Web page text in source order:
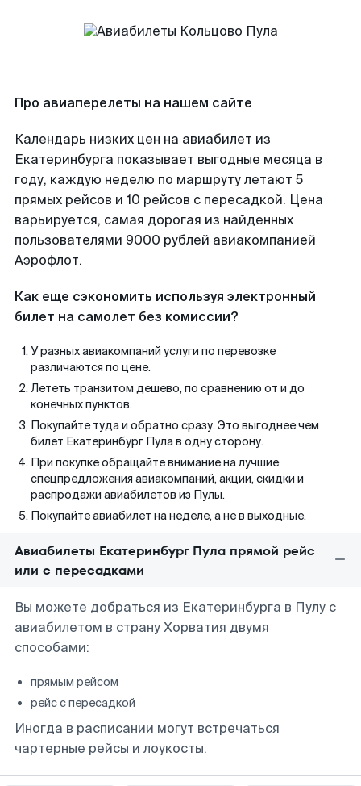
Про авиаперелеты на нашем сайте
Календарь низких цен на авиабилет из
Екатеринбурга показывает выгодные месяца в
году, каждую неделю по маршруту летают 5
прямых рейсов и 10 рейсов с пересадкой. Цена
варьируется, самая дорогая из найденных
пользователями 9000 рублей авиакомпанией
Аэрофлот.
Как еще сэкономить используя электронный
билет на самолет без комиссии?
У разных авиакомпаний услуги по перевозке
различаются по цене.
Лететь транзитом дешево, по сравнению от и до
конечных пунктов.
Покупайте туда и обратно сразу. Это выгоднее чем
билет Екатеринбург Пула в одну сторону.
При покупке обращайте внимание на лучшие
спецпредложения авиакомпаний, акции, скидки и
распродажи авиабилетов из Пулы.
Покупайте авиабилет на неделе, а не в выходные.
Авиабилеты Екатеринбург Пула прямой рейс
или с пересадками
Вы можете добраться из Екатеринбурга в Пулу с
авиабилетом в страну Хорватия двумя
способами:
прямым рейсом
рейс с пересадкой
Иногда в расписании могут встречаться
чартерные рейсы и лоукосты.